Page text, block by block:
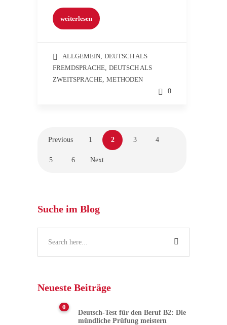
weiterlesen
ALLGEMEIN, DEUTSCH ALS
FREMDSPRACHE, DEUTSCH ALS
ZWEITSPRACHE, METHODEN
0
Previous 1 2 3 4
5 6 Next
Suche im Blog
Neueste Beiträge
0
Deutsch-Test für den Beruf B2: Die
mündliche Prüfung meistern